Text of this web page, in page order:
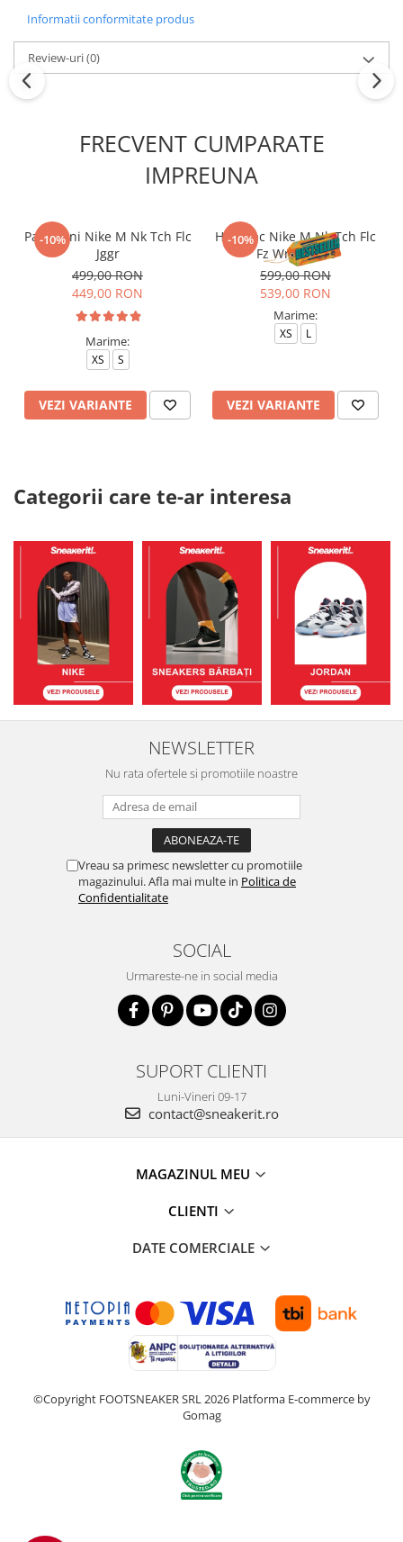
Informatii conformitate produs
Review-uri(0)
FRECVENT CUMPARATE
IMPREUNA
-10%
Pantaloni Nike M Nk Tch Flc
Jggr
499,00 RON
449,00 RON
Marime:
XS S
VEZI VARIANTE
-10%
Hanorac Nike M Nk Tch Flc
Fz Wr Hoodie
599,00 RON
539,00 RON
Marime:
XS L
VEZI VARIANTE
Categorii care te-ar interesa
NEWSLETTER
Nu rata ofertele si promotiile noastre
Vreau sa primesc newsletter cu promotiile
magazinului. Afla mai multe in Politica de
Confidentialitate
SOCIAL
Urmareste-ne in social media
SUPORT CLIENTI
Luni-Vineri 09-17
contact@sneakerit.ro
MAGAZINUL MEU
CLIENTI
DATE COMERCIALE
©Copyright FOOTSNEAKER SRL 2026 Platforma E-commerce by
Gomag